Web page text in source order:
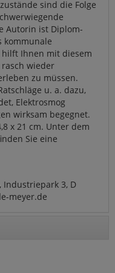
sind die Folge
Autorin ist Diplom-
kommunale
Ihnen mit diesem
wieder
zu müssen.
u. a. dazu,
Elektrosmog
wirksam begegnet.
x 21 cm. Unter dem
Sie eine
Industriepark 3, D
meyer.de